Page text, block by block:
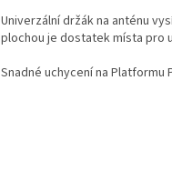
Univerzální držák na anténu
plochou je dostatek místa pro
Snadné uchycení na